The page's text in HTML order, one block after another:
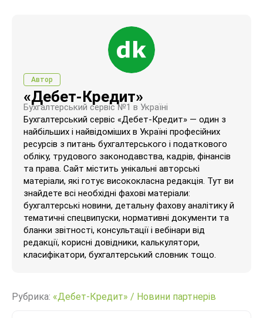
Автор
«Дебет-Кредит»
Бухгалтерський сервіс №1 в Україні
Бухгалтерський сервіс «Дебет-Кредит» — один з
найбільших і найвідоміших в Україні професійних
ресурсів з питань бухгалтерського і податкового
обліку, трудового законодавства, кадрів, фінансів
та права. Сайт містить унікальні авторські
матеріали, які готує висококласна редакція. Тут ви
знайдете всі необхідні фахові матеріали:
бухгалтерські новини, детальну фахову аналітику й
тематичні спецвипуски, нормативні документи та
бланки звітності, консультації і вебінари від
редакції, корисні довідники, калькулятори,
класифікатори, бухгалтерський словник тощо.
Рубрика: «Дебет-Кредит» / Новини партнерів